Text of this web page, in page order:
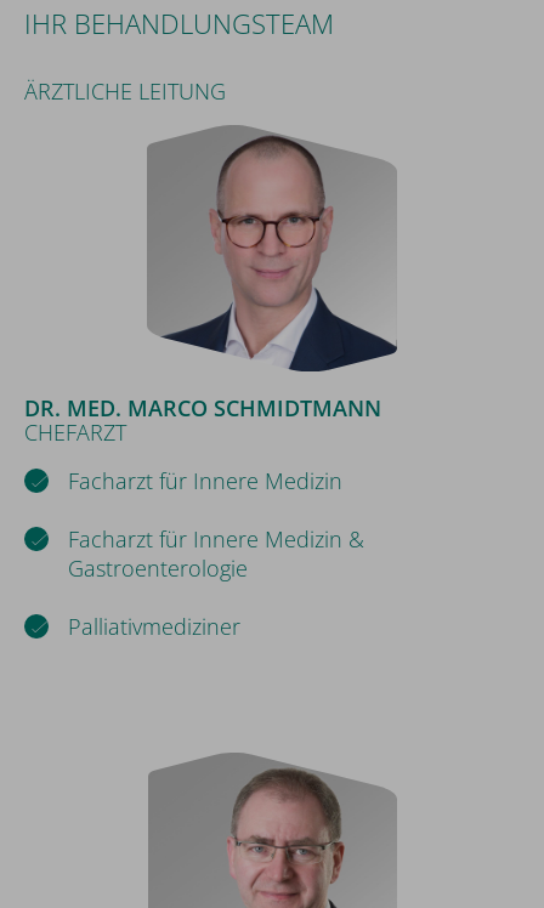
IHR BEHANDLUNGSTEAM
ÄRZTLICHE LEITUNG
DR. MED. MARCO SCHMIDTMANN
CHEFARZT
Facharzt für Innere Medizin
Facharzt für Innere Medizin &
Gastroenterologie
Palliativmediziner